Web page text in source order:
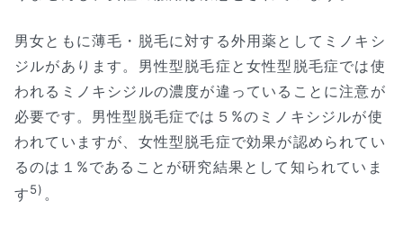
男女ともに薄毛・脱毛に対する外用薬としてミノキシ
ジルがあります。男性型脱毛症と女性型脱毛症では使
われるミノキシジルの濃度が違っていることに注意が
必要です。男性型脱毛症では５%のミノキシジルが使
われていますが、女性型脱毛症で効果が認められてい
るのは１%であることが研究結果として知られていま
す5) 。